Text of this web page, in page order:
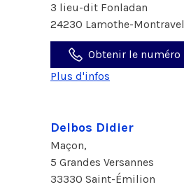
3 lieu-dit Fonladan
24230 Lamothe-Montravel
Obtenir le numéro
Plus d'infos
Delbos Didier
Maçon,
5 Grandes Versannes
33330 Saint-Émilion